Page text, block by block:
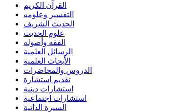
القرآن الكريم
التفسير وعلومه
الحديث الشريف
علوم الحديث
الفقه وأصوله
الرسائل العلمية
الأبحاث العلمية
الدروس والمحاضرات
تقديم استشارة
استشارات دينية
استشارات اجتماعية
السيرة الذاتية